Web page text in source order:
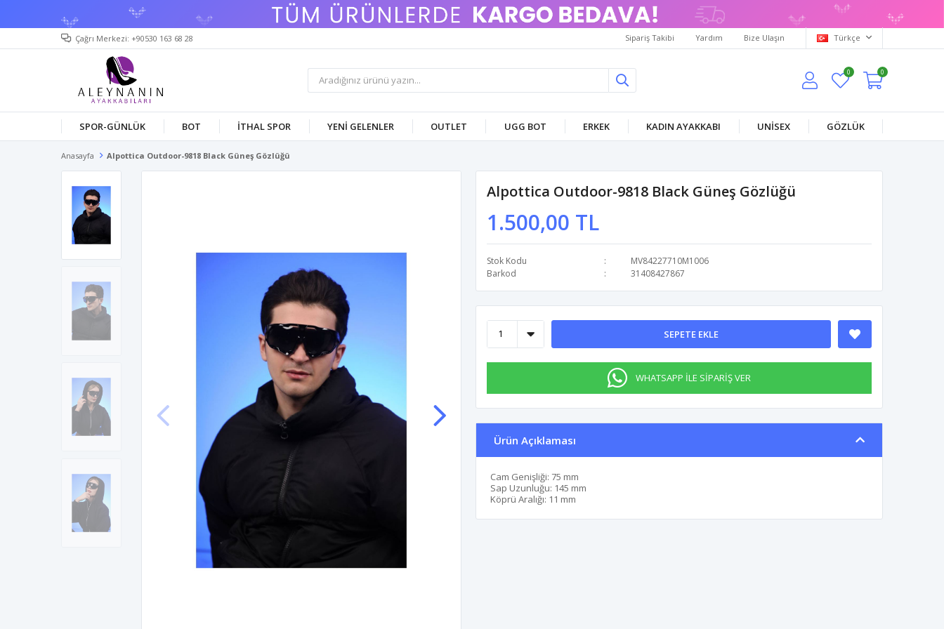
Çağrı Merkezi: +90530 163 68 28 Sipariş Takibi Yardım Bize Ulaşın Türkçe
0 0
SPOR-GÜNLÜK BOT İTHAL SPOR YENI GELENLER OUTLET UGG BOT ERKEK KADIN AYAKKABI UNİSEX GÖZLÜK
Anasayfa Alpottica Outdoor-9818 Black Güneş Gözlüğü
Alpottica Outdoor-9818 Black Güneş Gözlüğü
1.500,00 TL
Stok Kodu
MV84227710M1006
Barkod
31408427867
SEPETE EKLE
WHATSAPP İLE SİPARİŞ VER
Ürün Açıklaması
Cam Genişliği: 75 mm
Sap Uzunluğu: 145 mm
Köprü Aralığı: 11 mm